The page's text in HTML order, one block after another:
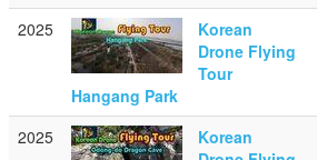
2025
Korean
Drone Flying
Tour
Hangang Park
2025
Korean